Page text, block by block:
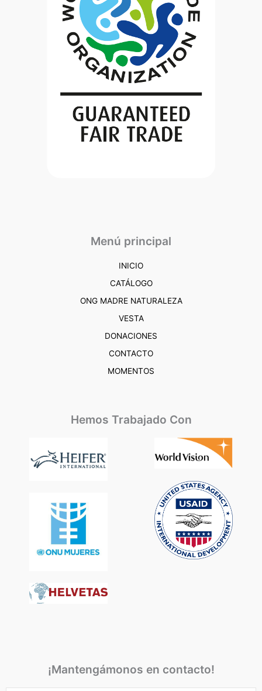
Menú principal
INICIO
CATÁLOGO
ONG MADRE NATURALEZA
VESTA
DONACIONES
CONTACTO
MOMENTOS
Hemos Trabajado Con
¡Mantengámonos en contacto!